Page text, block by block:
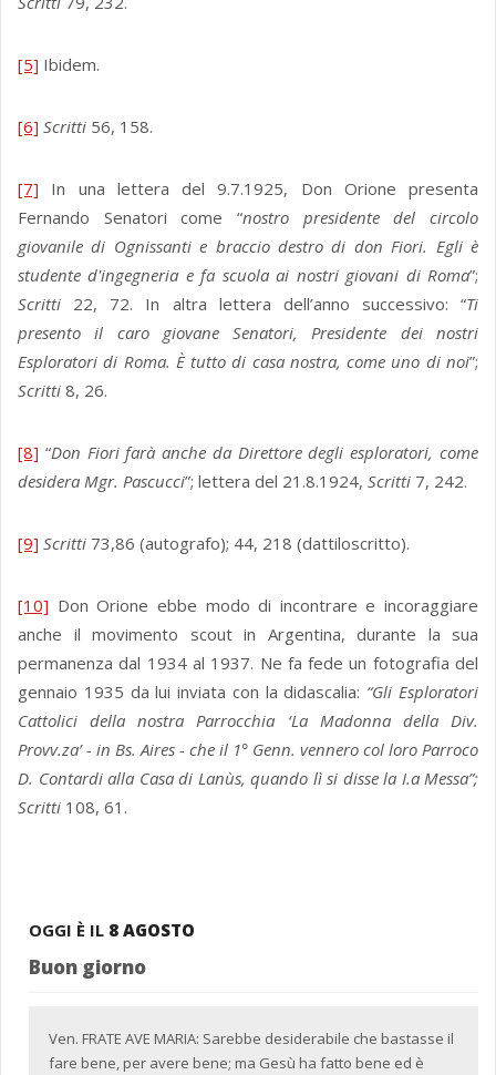
[5] Ibidem.
[6] Scritti 56, 158.
[7] In una lettera del 9.7.1925, Don Orione presenta
Fernando Senatori come “nostro presidente del circolo
giovanile di Ognissanti e braccio destro di don Fiori. Egli è
studente d'ingegneria e fa scuola ai nostri giovani di Roma”;
Scritti 22, 72. In altra lettera dell’anno successivo: “Ti
presento il caro giovane Senatori, Presidente dei nostri
Esploratori di Roma. È tutto di casa nostra, come uno di noi”;
Scritti 8, 26.
[8] “Don Fiori farà anche da Direttore degli esploratori, come
desidera Mgr. Pascucci”; lettera del 21.8.1924, Scritti 7, 242.
[9] Scritti 73,86 (autografo); 44, 218 (dattiloscritto).
[10] Don Orione ebbe modo di incontrare e incoraggiare
anche il movimento scout in Argentina, durante la sua
permanenza dal 1934 al 1937. Ne fa fede un fotografia del
gennaio 1935 da lui inviata con la didascalia: “Gli Esploratori
Cattolici della nostra Parrocchia ‘La Madonna della Div.
Provv.za’ - in Bs. Aires - che il 1° Genn. vennero col loro Parroco
D. Contardi alla Casa di Lanùs, quando lì si disse la I.a Messa”;
Scritti 108, 61.
OGGI È IL 8 AGOSTO
Buon giorno
Ven. FRATE AVE MARIA: Sarebbe desiderabile che bastasse il
fare bene, per avere bene; ma Gesù ha fatto bene ed è